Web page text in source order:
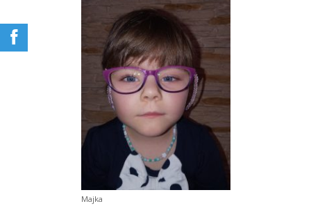
Majka